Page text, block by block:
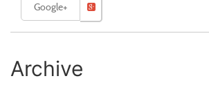
Google+
Archive